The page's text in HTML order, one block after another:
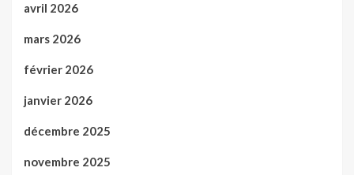
avril 2026
mars 2026
février 2026
janvier 2026
décembre 2025
novembre 2025